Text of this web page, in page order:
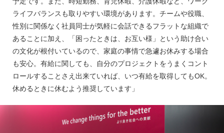
ライフバランスも取りやすい環境があります。チームや役職、
性別に関係なく社員同士が気軽に会話できるフラットな組織で
あることに加え、「困ったときは、お互い様」という助け合い
の文化が根付いているので、家庭の事情で急遽お休みする場合
も安心。有給に関しても、自分のプロジェクトをうまくコント
ロールすることさえ出来ていれば、いつ有給を取得してもOK。
休めるときに休むよう推奨しています」